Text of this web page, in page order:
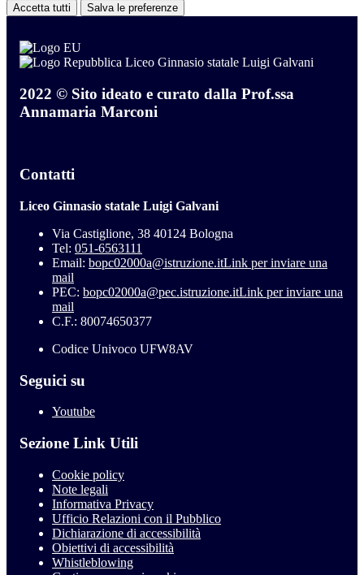
Accetta tutti Salva le preferenze
Liceo Ginnasio statale Luigi Galvani
2022 © Sito ideato e curato dalla Prof.ssa
Annamaria Marconi
Contatti
Liceo Ginnasio statale Luigi Galvani
Via Castiglione, 38 40124 Bologna
Tel: 051-6563111
Email: bopc02000a@istruzione.itLink per inviare una
mail
PEC: bopc02000a@pec.istruzione.itLink per inviare una
mail
C.F.: 80074650377
Codice Univoco UFW8AV
Seguici su
Youtube
Sezione Link Utili
Cookie policy
Note legali
Informativa Privacy
Ufficio Relazioni con il Pubblico
Dichiarazione di accessibilità
Obiettivi di accessibilità
Whistleblowing